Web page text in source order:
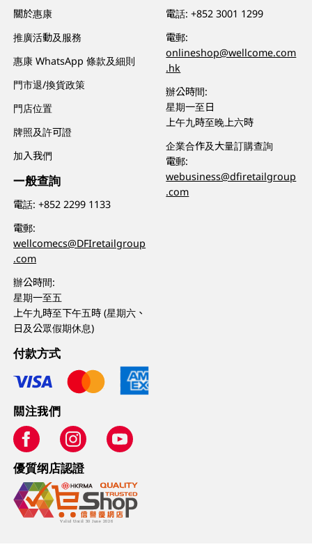
關於惠康
推廣活動及服務
惠康 WhatsApp 條款及細則
門市退/換貨政策
門店位置
牌照及許可證
加入我們
一般查詢
電話:+852 2299 1133
電郵:
wellcomecs@DFIretailgroup
.com
辦公時間:
星期一至五
上午九時至下午五時 (星期六、
日及公眾假期休息)
電話:+852 3001 1299
電郵:
onlineshop@wellcome.com
.hk
辦公時間:
星期一至日
上午九時至晚上六時
企業合作及大量訂購查詢
電郵:
webusiness@dfiretailgroup
.com
付款方式
關注我們
優質纲店認證